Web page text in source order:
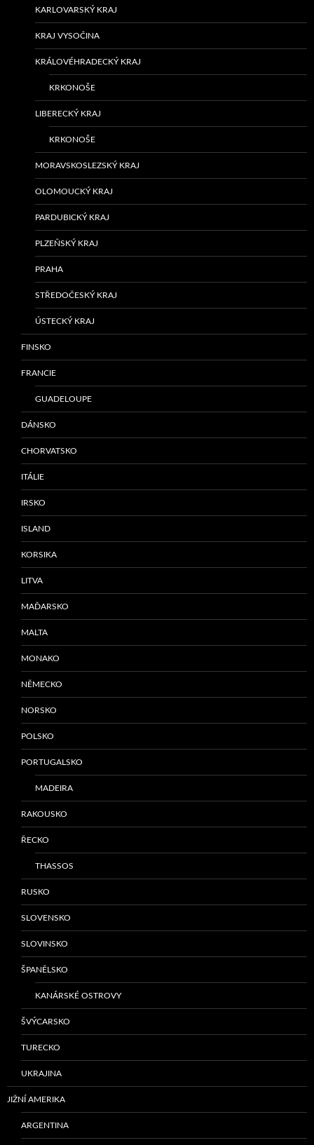
KARLOVARSKÝ KRAJ
KRAJ VYSOČINA
KRÁLOVÉHRADECKÝ KRAJ
KRKONOŠE
LIBERECKÝ KRAJ
KRKONOŠE
MORAVSKOSLEZSKÝ KRAJ
OLOMOUCKÝ KRAJ
PARDUBICKÝ KRAJ
PLZEŇSKÝ KRAJ
PRAHA
STŘEDOČESKÝ KRAJ
ÚSTECKÝ KRAJ
FINSKO
FRANCIE
GUADELOUPE
DÁNSKO
CHORVATSKO
ITÁLIE
IRSKO
ISLAND
KORSIKA
LITVA
MAĎARSKO
MALTA
MONAKO
NĚMECKO
NORSKO
POLSKO
PORTUGALSKO
MADEIRA
RAKOUSKO
ŘECKO
THASSOS
RUSKO
SLOVENSKO
SLOVINSKO
ŠPANĚLSKO
KANÁRSKÉ OSTROVY
ŠVÝCARSKO
TURECKO
UKRAJINA
JIŽNÍ AMERIKA
ARGENTINA